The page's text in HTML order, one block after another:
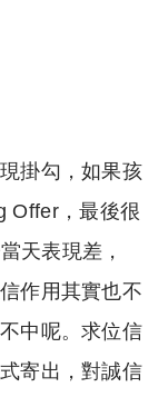
掛勾，如果孩
Offer，最後很
天表現差，
作用其實也不
中呢。求位信
寄出，對誠信